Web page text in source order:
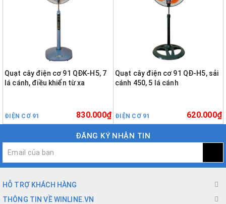
Quạt cây điện cơ 91 QĐK-H5, 7
lá cánh, điều khiển từ xa
ĐIỆN CƠ 91 830.000₫
Quạt cây điện cơ 91 QĐ-H5, sải
cánh 450, 5 lá cánh
ĐIỆN CƠ 91 620.000₫
ĐĂNG KÝ NHẬN TIN
HỖ TRỢ KHÁCH HÀNG
THÔNG TIN VỀ WINLINE.VN